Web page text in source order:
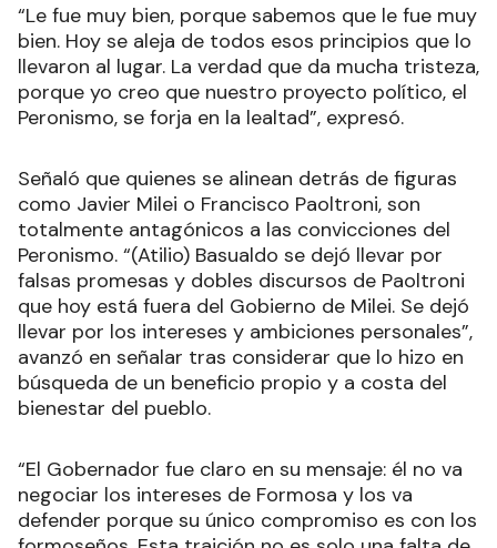
“Le fue muy bien, porque sabemos que le fue muy
bien. Hoy se aleja de todos esos principios que lo
llevaron al lugar. La verdad que da mucha tristeza,
porque yo creo que nuestro proyecto político, el
Peronismo, se forja en la lealtad”, expresó.
Señaló que quienes se alinean detrás de figuras
como Javier Milei o Francisco Paoltroni, son
totalmente antagónicos a las convicciones del
Peronismo. “(Atilio) Basualdo se dejó llevar por
falsas promesas y dobles discursos de Paoltroni
que hoy está fuera del Gobierno de Milei. Se dejó
llevar por los intereses y ambiciones personales”,
avanzó en señalar tras considerar que lo hizo en
búsqueda de un beneficio propio y a costa del
bienestar del pueblo.
“El Gobernador fue claro en su mensaje: él no va
negociar los intereses de Formosa y los va
defender porque su único compromiso es con los